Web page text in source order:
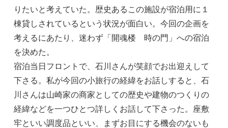
りたいと考えていた。歴史あるこの施設が宿泊用に１
棟貸しされているという状況が面白い。今回の企画を
考えるにあたり、迷わず「開魂楼 時の門」への宿泊
を決めた。
宿泊当日フロントで、石川さんが笑顔でお出迎えして
下さる。私が今回の小旅行の経緯をお話しすると、石
川さんは山崎家の商家としての歴史や建物のつくりの
経緯などを一つひとつ詳しくお話して下さった。座敷
牢といい調度品といい、まずお目にする機会のないも